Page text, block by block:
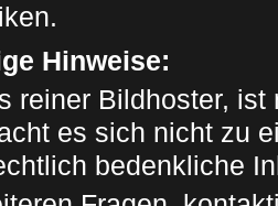
Hinweise:
reiner Bildhoster,
es sich nicht zu
bedenkliche